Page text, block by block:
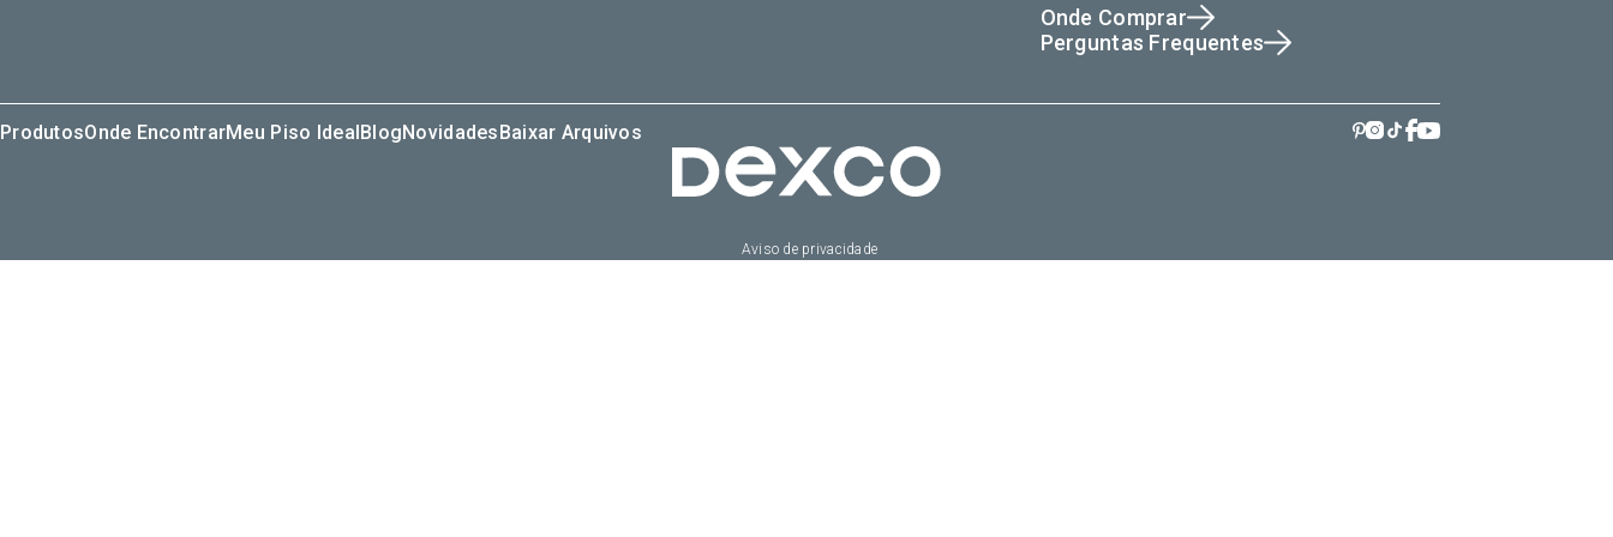
Onde Comprar
Perguntas Frequentes
ProdutosOnde EncontrarMeu Piso IdealBlogNovidadesBaixar Arquivos
Aviso de privacidade